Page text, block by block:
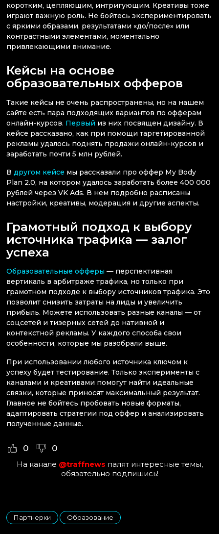
коротким, цепляющим, интригующим. Креативы тоже
играют важную роль. Не бойтесь экспериментировать
с яркими образами, результатами «до/после» или
контрастными элементами, моментально
привлекающими внимание.
Кейсы на основе
образовательных офферов
Такие кейсы не очень распространены, но на нашем
сайте есть пара подходящих вариантов по офферам
онлайн-курсов. Первый из них посвящен дизайну. В
кейсе рассказано, как при помощи таргетированной
рекламы удалось поднять продажи онлайн-курсов и
заработать почти 5 млн рублей.
В другом кейсе мы рассказали про оффер My Body
Plan 2.0, на котором удалось заработать более 400 000
рублей через VK Ads. В нем подробно расписаны
настройки, креативы, модерация и другие аспекты.
Грамотный подход к выбору
источника трафика — залог
успеха
Образовательные офферы — перспективная
вертикаль в арбитраже трафика, но только при
грамотном подходе к выбору источников трафика. Это
позволит снизить затраты на лиды и увеличить
прибыль. Можете использовать разные каналы — от
соцсетей и тизерных сетей до нативной и
контекстной рекламы. У каждого способа свои
особенности, которые мы разобрали выше.
При использовании любого источника ключом к
успеху будет тестирование. Только эксперименты с
каналами и креативами помогут найти идеальные
связки, которые приносят максимальный результат.
Главное не бойтесь пробовать новые форматы,
адаптировать стратегии под оффер и анализировать
полученные данные.
0 0
На канале @traffnews палят интересные темы,
обязательно подпишись!
Партнерки
,
Образование